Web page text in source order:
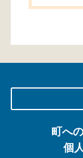
町へ
個